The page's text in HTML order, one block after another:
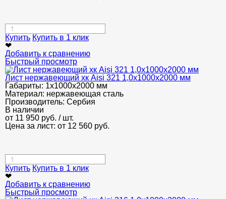
Купить Купить в 1 клик
❤
Добавить к сравнению
Быстрый просмотр
Лист нержавеющий хк Aisi 321 1,0х1000х2000 мм
Габариты: 1х1000х2000 мм
Материал: нержавеющая сталь
Производитель: Сербия
В наличии
от 11 950 руб. / шт.
Цена за лист: от 12 560 руб.
Купить Купить в 1 клик
❤
Добавить к сравнению
Быстрый просмотр